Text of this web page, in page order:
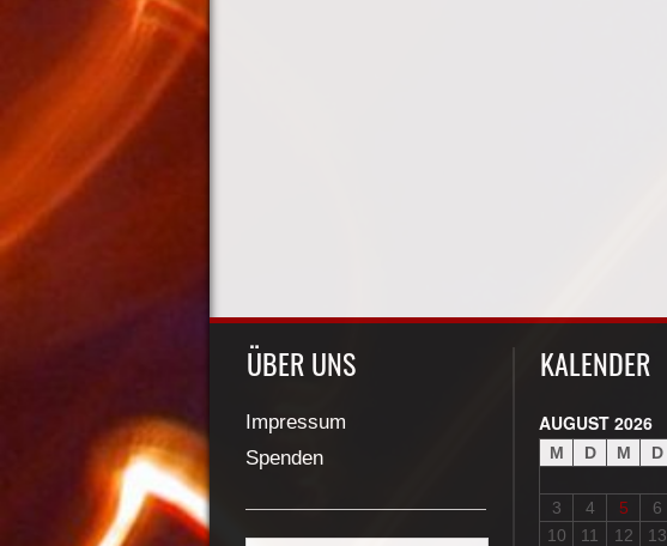
ÜBER UNS
Impressum
Spenden
KALENDER
AUGUST 2026
M D M D
3
4 5 6
10
11 12 13